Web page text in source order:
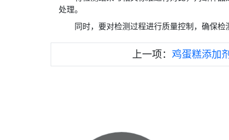
处理。
同时，要对检测过程进行质量控制，确保
上一项： 鸡蛋糕添加